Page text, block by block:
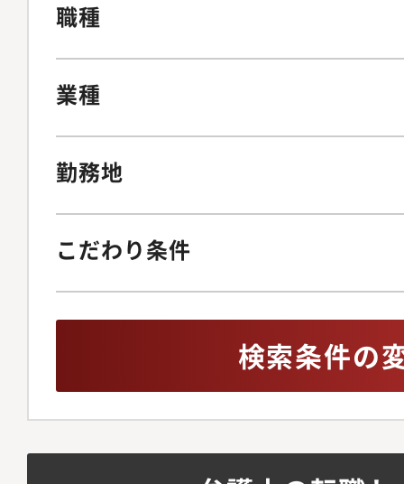
職種
業種
勤務地
こだわり条件
検索条件の